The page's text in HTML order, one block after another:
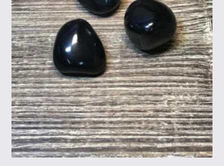
Tietosuojaseloste
Tuotteet
Yritysinfo